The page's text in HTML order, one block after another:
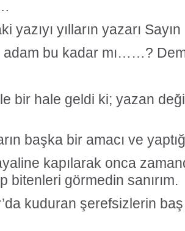
yazıyı yılların yazarı
adam bu kadar mı……?
bir hale geldi ki; yazan
başka bir amacı ve
kapılarak onca
bitenleri görmedin sanırım.
kuduran şerefsizlerin